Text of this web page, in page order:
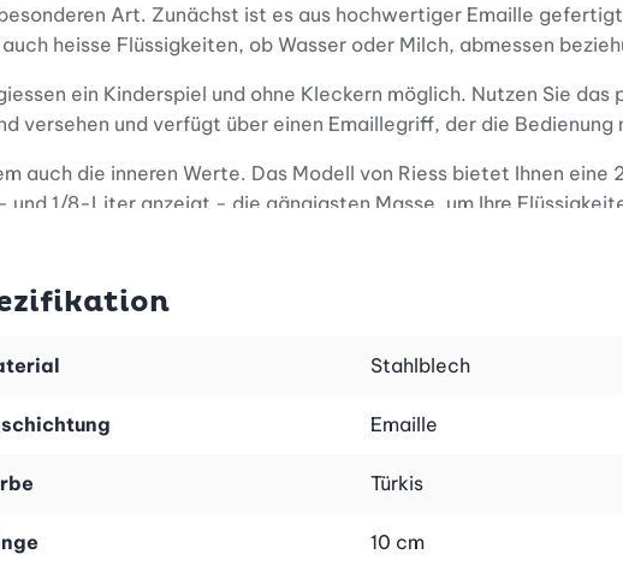
Art. Zunächst ist es aus hochwertiger Emaille
heisse Flüssigkeiten, ob Wasser oder Milch, abmessen
ein Kinderspiel und ohne Kleckern möglich. Nutzen Sie
versehen und verfügt über einen Emaillegriff, der die
auch die inneren Werte. Das Modell von Riess bietet Ihnen
1/8-Liter anzeigt - die gängigsten Masse, um Ihre
Stahlblech
Emaille
Türkis
10 cm